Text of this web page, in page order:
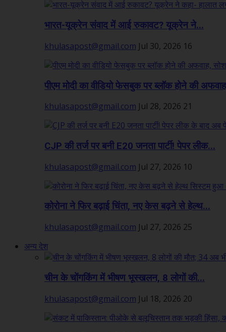
भारत-यूक्रेन संवाद में आई रुकावट? यूक्रेन ने...
khulasapost@gmail.com Jul 30, 2026 16
पीएम मोदी का वीडियो फेसबुक पर ब्लॉक होने की
khulasapost@gmail.com Jul 28, 2026 21
CJP की तर्ज पर बनी E20 जनता पार्टी! पेपर लीक...
khulasapost@gmail.com Jul 27, 2026 10
कोरोना ने फिर बढ़ाई चिंता, नए केस बढ़ने से हेल्थ...
khulasapost@gmail.com Jul 27, 2026 25
अन्य देश
चीन के चोंगकिंग में भीषण भूस्खलन, 8 लोगों की...
khulasapost@gmail.com Jul 18, 2026 20